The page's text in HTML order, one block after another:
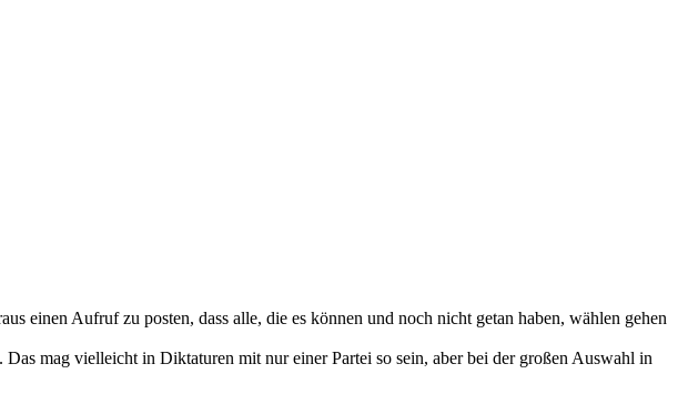
einen Aufruf zu posten, dass alle, die es können und noch nicht getan haben, wählen gehen
mag vielleicht in Diktaturen mit nur einer Partei so sein, aber bei der großen Auswahl in